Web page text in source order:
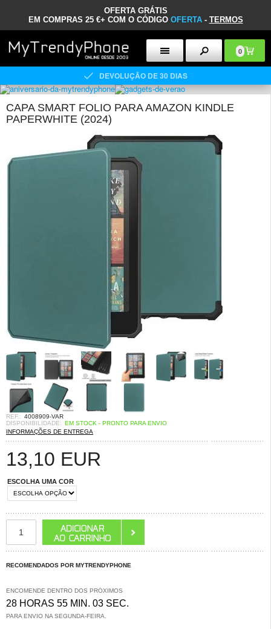
OFERTA GRÁTIS
EM COMPRAS 25 €+ COM O CÓDIGO OFERTA- TERMOS
0
DEVOLUÇÃO DE 30 DIAS
CAPA SMART FOLIO PARA AMAZON KINDLE
PAPERWHITE (2024)
REF.: 4008909-VAR
DISPONIBILIDADE: EM STOCK - PRONTO PARA ENVIO
INFORMAÇÕES DE ENTREGA
13,10 EUR
ESCOLHA UMA COR
RECOMENDADOS POR MYTRENDYPHONE
ENCOMENDE DENTRO DOS PRÓXIMOS
28 HORAS 55 MIN. 03 SEC.
PARA ENVIO NA SEGUNDA-FEIRA.